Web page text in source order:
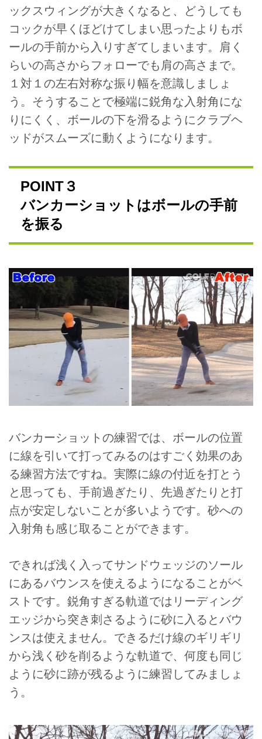
ックスウィングが大きくなると、どうしても
コックが早くほどけてしまい思ったよりもボ
ールの手前から入りすぎてしまいます。肩く
らいの高さからフォローでも肩の高さまで。
１対１の左右対称な振り幅を意識しましょ
う。そうすることで極端に鋭角な入射角にな
りにくく、ボールの下を滑るようにクラブヘ
ッドがスムーズに動くようになります。
POINT３
バンカーショットはボールの手前
を振る
バンカーショットの練習では、ボールの位置
に線を引いて打ってみるのはすごく効果のあ
る練習方法ですね。実際に線の付近を打とう
と思っても、手前過ぎたり、先過ぎたりと打
点が安定しないことが多いようです。砂への
入射角も感じ取ることができます。
できれば浅く入ってサンドウェッジのソール
にあるバウンスを使えるようになることがベ
ストです。鋭角すぎる軌道ではリーディング
エッジから突き刺さるように砂に入るとバウ
ンスは使えません。できるだけ線のギリギリ
から浅く砂を削るような軌道で、何度も同じ
ように砂に跡が残るように練習してみましょ
う。